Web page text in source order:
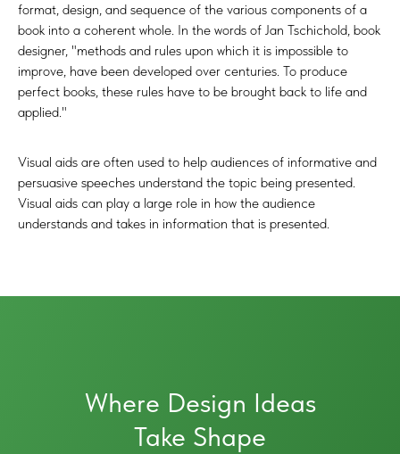
format, design, and sequence of the various components of a
book into a coherent whole. In the words of Jan Tschichold, book
designer, "methods and rules upon which it is impossible to
improve, have been developed over centuries. To produce
perfect books, these rules have to be brought back to life and
applied."
Visual aids are often used to help audiences of informative and
persuasive speeches understand the topic being presented.
Visual aids can play a large role in how the audience
understands and takes in information that is presented.
Where Design Ideas
Take Shape